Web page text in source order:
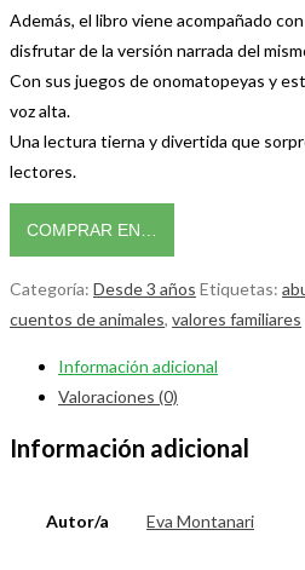
Además, el libro viene acompañado
disfrutar de la versión narrada del
Con sus juegos de onomatopeyas y
voz alta.
Una lectura tierna y divertida que
lectores.
COMPRAR EN…
Categoría: Desde 3 años Etiquetas:
cuentos de animales, valores familiares
Información adicional
Valoraciones (0)
Información adicional
Autor/a Eva Montanari